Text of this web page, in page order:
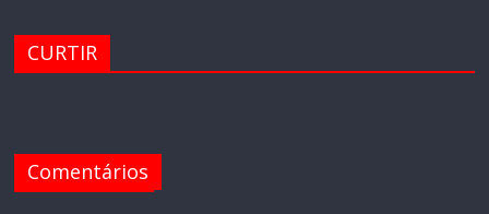
CURTIR
Comentários